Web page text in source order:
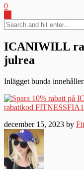
0
ICANIWILL
julrea
Inlägget bunda
december 15, 2023 by